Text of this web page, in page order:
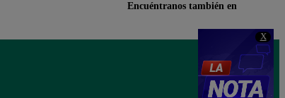
X
Encuéntranos también en